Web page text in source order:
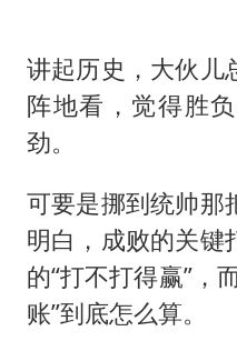
讲起历史，大伙儿
阵地看，觉得胜
劲。
可要是挪到统帅那
明白，成败的关键
的“打不打得赢”，
账”到底怎么算。